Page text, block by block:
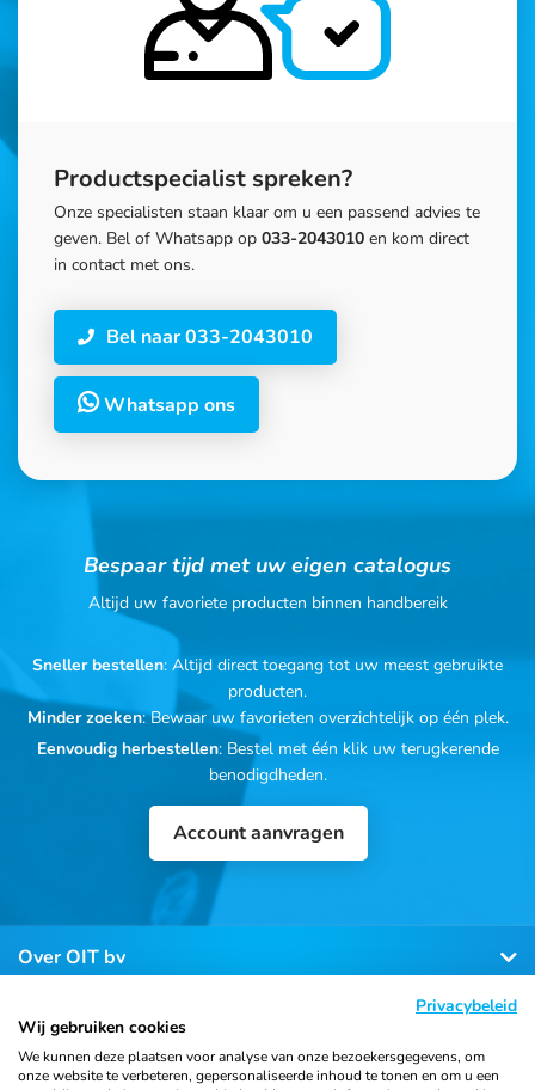
Productspecialist spreken?
Onze specialisten staan klaar om u een passend advies te
geven. Bel of Whatsapp op 033-2043010 en kom direct
in contact met ons.
Bel naar 033-2043010
Whatsapp ons
Bespaar tijd met uw eigen catalogus
Altijd uw favoriete producten binnen handbereik
Sneller bestellen: Altijd direct toegang tot uw meest gebruikte
producten.
Minder zoeken: Bewaar uw favorieten overzichtelijk op één plek.
Eenvoudig herbestellen: Bestel met één klik uw terugkerende
benodigdheden.
Account aanvragen
Over OIT bv
Klantenservice
Privacybeleid
Wij gebruiken cookies
We kunnen deze plaatsen voor analyse van onze bezoekersgegevens, om
onze website te verbeteren, gepersonaliseerde inhoud te tonen en om u een